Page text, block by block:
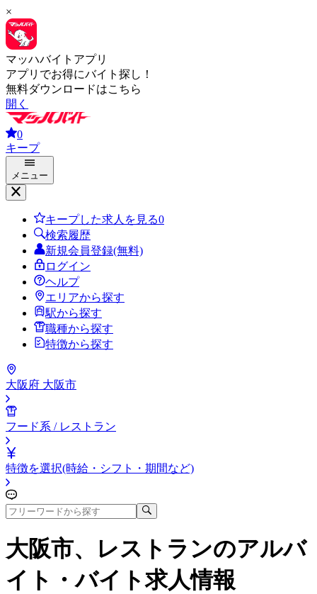
×
マッハバイトアプリ
アプリでお得にバイト探し！
無料ダウンロードはこちら
開く
0
キープ
メニュー
キープした求人を見る0
検索履歴
新規会員登録(無料)
ログイン
ヘルプ
エリアから探す
駅から探す
職種から探す
特徴から探す
大阪府 大阪市
フード系 / レストラン
特徴を選択(時給・シフト・期間など)
大阪市、レストランのアルバ
イト・バイト求人情報